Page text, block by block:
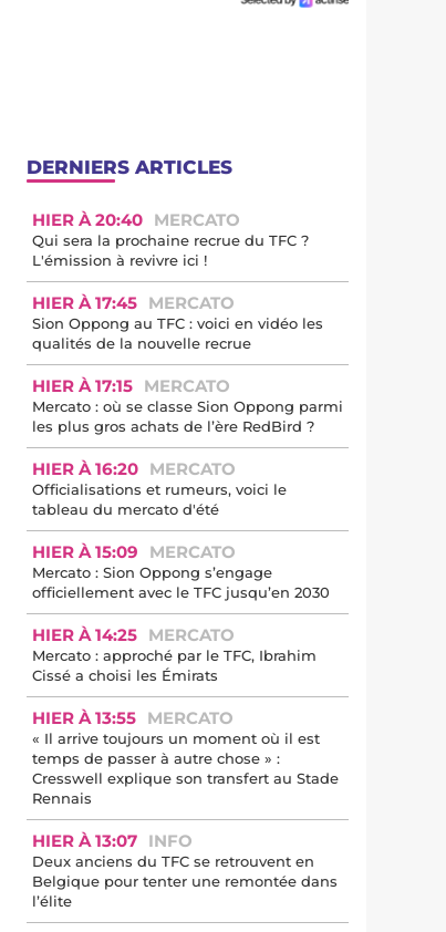
DERNIERS ARTICLES
HIER À 20:40 MERCATO
Qui sera la prochaine recrue du TFC ?
L'émission à revivre ici !
HIER À 17:45 MERCATO
Sion Oppong au TFC : voici en vidéo les
qualités de la nouvelle recrue
HIER À 17:15 MERCATO
Mercato : où se classe Sion Oppong parmi
les plus gros achats de l’ère RedBird ?
HIER À 16:20 MERCATO
Officialisations et rumeurs, voici le
tableau du mercato d'été
HIER À 15:09 MERCATO
Mercato : Sion Oppong s’engage
officiellement avec le TFC jusqu’en 2030
HIER À 14:25 MERCATO
Mercato : approché par le TFC, Ibrahim
Cissé a choisi les Émirats
HIER À 13:55 MERCATO
« Il arrive toujours un moment où il est
temps de passer à autre chose » :
Cresswell explique son transfert au Stade
Rennais
HIER À 13:07 INFO
Deux anciens du TFC se retrouvent en
Belgique pour tenter une remontée dans
l’élite